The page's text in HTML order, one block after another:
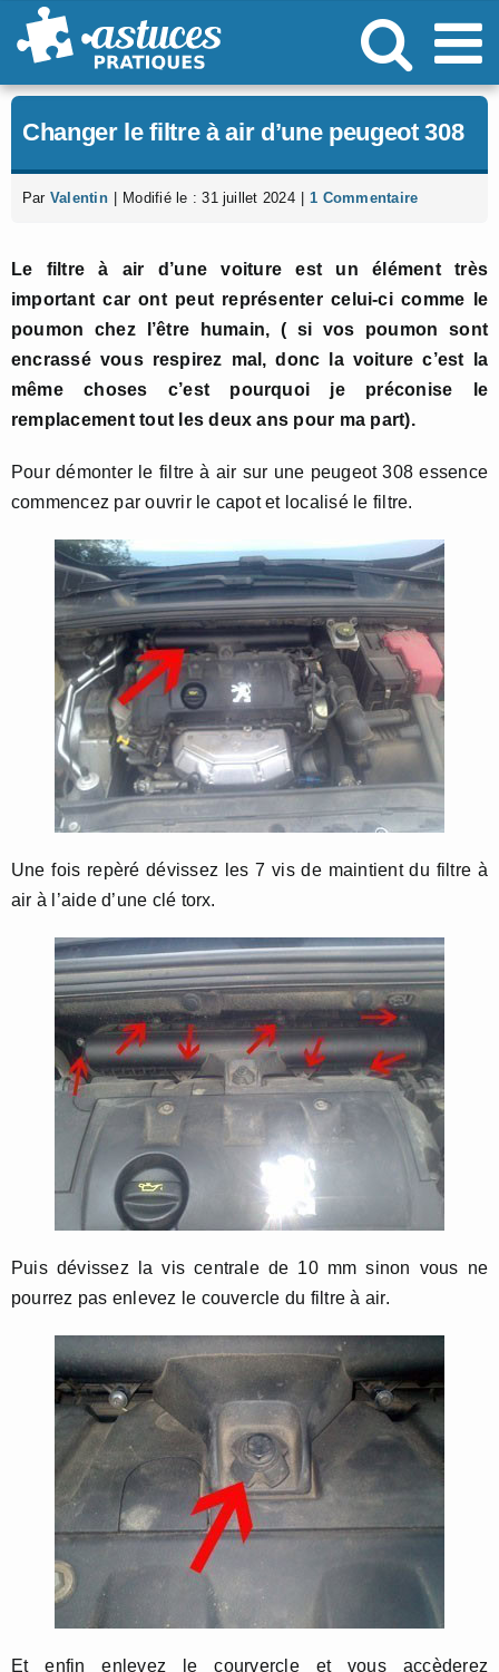
Passer
au
Changer le filtre à air d’une peugeot 308
Par Valentin Modifié le : 31 juillet 2024 1 Commentaire
Le filtre à air d’une voiture est un élément très
important car ont peut représenter celui-ci comme le
poumon chez l’être humain, ( si vos poumon sont
encrassé vous respirez mal, donc la voiture c’est la
même choses c’est pourquoi je préconise le
remplacement tout les deux ans pour ma part).
Pour démonter le filtre à air sur une peugeot 308 essence
commencez par ouvrir le capot et localisé le filtre.
Une fois repèré dévissez les 7 vis de maintient du filtre à
air à l’aide d’une clé torx.
Puis dévissez la vis centrale de 10 mm sinon vous ne
pourrez pas enlevez le couvercle du filtre à air.
Et enfin enlevez le courvercle et vous accèderez